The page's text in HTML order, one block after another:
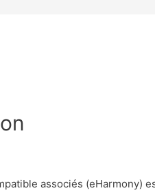
associés (eHarmony)